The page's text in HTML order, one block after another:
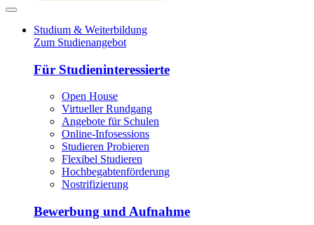
Studium & Weiterbildung
Zum Studienangebot
Für Studieninteressierte
Open House
Virtueller Rundgang
Angebote für Schulen
Online-Infosessions
Studieren Probieren
Flexibel Studieren
Hochbegabtenförderung
Nostrifizierung
Bewerbung und Aufnahme